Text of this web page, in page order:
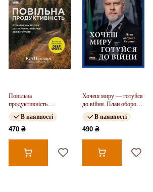
Повільна
продуктивність.
Втрачене мистецтво
досягати результатів без
вигорання
В наявності
470 ₴
Хочеш миру — готуйся
до війни. План оборони
Європи
В наявності
490 ₴